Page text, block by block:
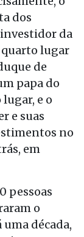
dos
da
quarto lugar
de
papa do
e o
e suas
no
em
pessoas
o
década,